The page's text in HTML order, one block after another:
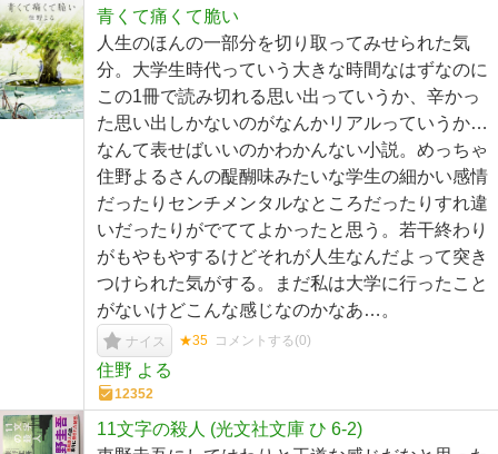
青くて痛くて脆い
人生のほんの一部分を切り取ってみせられた気
分。大学生時代っていう大きな時間なはずなのに
この1冊で読み切れる思い出っていうか、辛かっ
た思い出しかないのがなんかリアルっていうか…
なんて表せばいいのかわかんない小説。めっちゃ
住野よるさんの醍醐味みたいな学生の細かい感情
だったりセンチメンタルなところだったりすれ違
いだったりがでててよかったと思う。若干終わり
がもやもやするけどそれが人生なんだよって突き
つけられた気がする。まだ私は大学に行ったこと
がないけどこんな感じなのかなあ…。
ナイス ★35 コメントする(0)
住野 よる
12352
11文字の殺人 (光文社文庫 ひ 6-2)